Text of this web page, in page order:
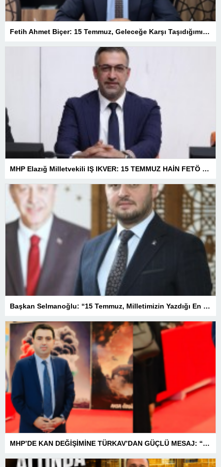
Fetih Ahmet Biçer: 15 Temmuz, Geleceğe Karşı Taşıdığımız Sorumluluğu Hatırlatan Bir Milattır
MHP Elazığ Milletvekili IŞ IKVER: 15 TEMMUZ HAİN FETÖ KALKIŞMASI TÜRKİYE’Yİ İŞGAL GİRİŞİMİDİR
Başkan Selmanoğlu: “15 Temmuz, Milletimizin Yazdığı En Büyük Demokrasi Destanlarından Biridir”
MHP’DE KAN DEĞİŞİMİNE TÜRKAV’DAN GÜÇLÜ MESAJ: “BİRLİK VE BERABERLİKLE DAHA GÜÇLÜYÜZ”